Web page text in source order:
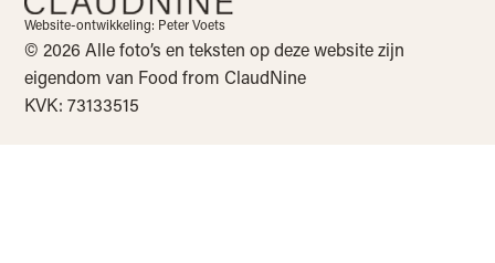
Website-ontwikkeling: Peter Voets
© 2026 Alle foto’s en teksten op deze website zijn
eigendom van Food from ClaudNine
KVK: 73133515